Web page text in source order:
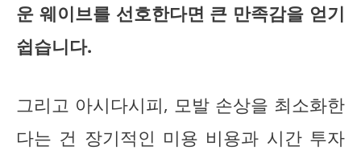
운 웨이브를 선호한다면 큰 만족감을 얻기
쉽습니다.
그리고 아시다시피, 모발 손상을 최소화한
다는 건 장기적인 미용 비용과 시간 투자